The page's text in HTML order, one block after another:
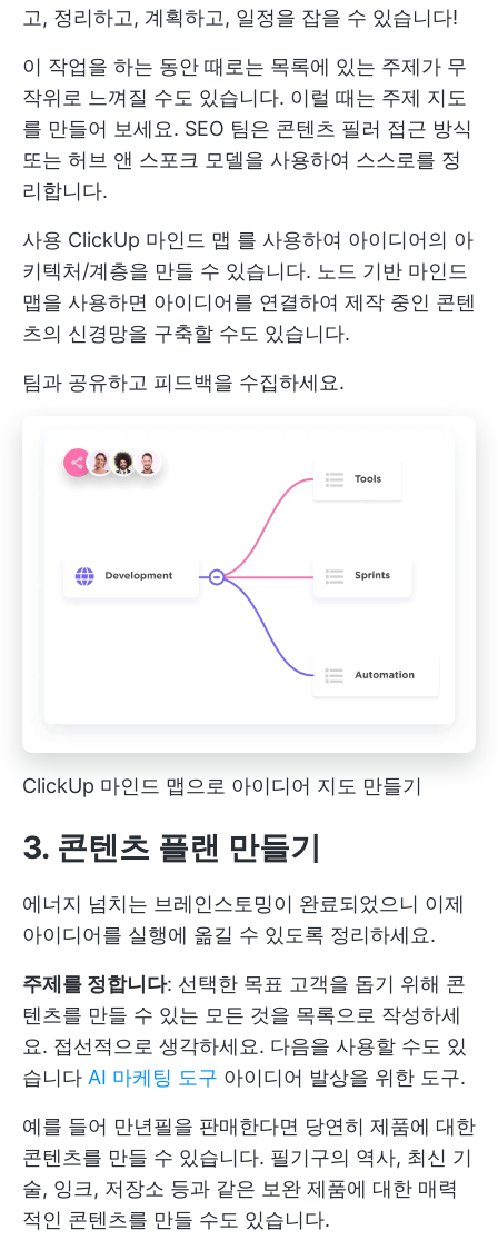
고, 정리하고, 계획하고, 일정을 잡을 수 있습니다!
이 작업을 하는 동안 때로는 목록에 있는 주제가 무
작위로 느껴질 수도 있습니다. 이럴 때는 주제 지도
를 만들어 보세요. SEO 팀은 콘텐츠 필러 접근 방식
또는 허브 앤 스포크 모델을 사용하여 스스로를 정
리합니다.
사용 ClickUp 마인드 맵 를 사용하여 아이디어의 아
키텍처/계층을 만들 수 있습니다. 노드 기반 마인드
맵을 사용하면 아이디어를 연결하여 제작 중인 콘텐
츠의 신경망을 구축할 수도 있습니다.
팀과 공유하고 피드백을 수집하세요.
ClickUp 마인드 맵으로 아이디어 지도 만들기
3. 콘텐츠 플랜 만들기
에너지 넘치는 브레인스토밍이 완료되었으니 이제
아이디어를 실행에 옮길 수 있도록 정리하세요.
주제를 정합니다: 선택한 목표 고객을 돕기 위해 콘
텐츠를 만들 수 있는 모든 것을 목록으로 작성하세
요. 접선적으로 생각하세요. 다음을 사용할 수도 있
습니다 AI 마케팅 도구 아이디어 발상을 위한 도구.
예를 들어 만년필을 판매한다면 당연히 제품에 대한
콘텐츠를 만들 수 있습니다. 필기구의 역사, 최신 기
술, 잉크, 저장소 등과 같은 보완 제품에 대한 매력
적인 콘텐츠를 만들 수도 있습니다.